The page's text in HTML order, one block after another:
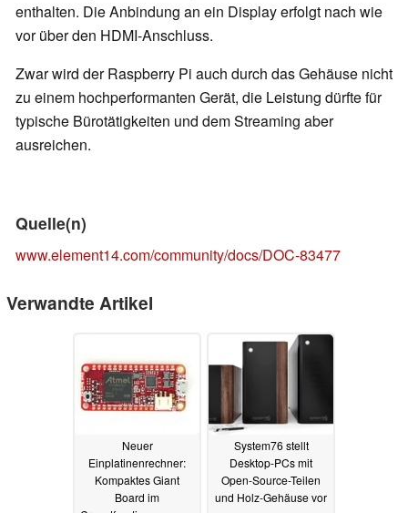
enthalten. Die Anbindung an ein Display erfolgt nach wie
vor über den HDMI-Anschluss.
Zwar wird der Raspberry Pi auch durch das Gehäuse nicht
zu einem hochperformanten Gerät, die Leistung dürfte für
typische Bürotätigkeiten und dem Streaming aber
ausreichen.
Quelle(n)
www.element14.com/community/docs/DOC-83477
Verwandte Artikel
Neuer
Einplatinenrechner:
Kompaktes Giant
Board im
System76 stellt
Desktop-PCs mit
Open-Source-Teilen
und Holz-Gehäuse vor